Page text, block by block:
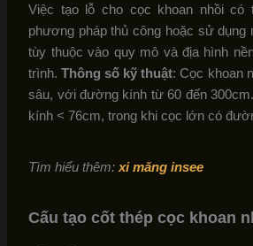
Việc tạo lỗ cho cọc khoan nhồi có
phương pháp thủ công hoặc sử dụng
tùy thuộc vào quy mô và địa hình
trình.Thông số kỹ thuật: Cọc khoan
sâu, với đường kính từ 60 đến
kính < 76cm, trong khi cọc lớn có
Tìm hiểu thêm:xi măng insee
Cấu tạo cốt thép cọc khoan